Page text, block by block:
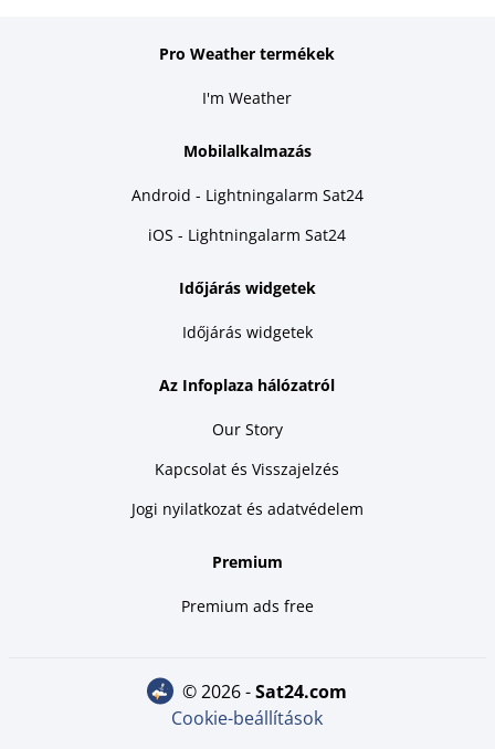
Pro Weather termékek
I'm Weather
Mobilalkalmazás
Android - Lightningalarm Sat24
iOS - Lightningalarm Sat24
Időjárás widgetek
Időjárás widgetek
Az Infoplaza hálózatról
Our Story
Kapcsolat és Visszajelzés
Jogi nyilatkozat és adatvédelem
Premium
Premium ads free
© 2026 - sat24.com
Cookie-beállítások